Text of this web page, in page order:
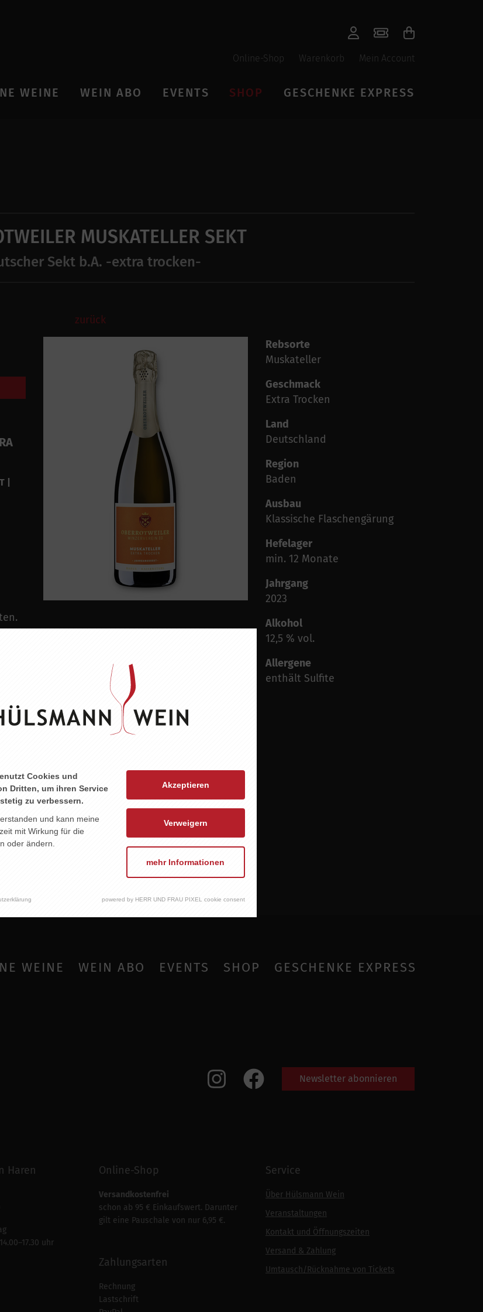
Online-Shop Warenkorb Mein Account
WEINE WEIN ABO EVENTS SHOP GESCHENKE EXPRESS
MUSKATELLER SEKT
Sekt b.A. -extra trocken-
zurück
|
Rebsorte
Muskateller
Geschmack
Extra Trocken
Land
Deutschland
Region
Baden
Ausbau
Klassische Flaschengärung
Hefelager
min. 12 Monate
Jahrgang
2023
Alkohol
12,5 % vol.
Allergene
enthält Sulfite
WEINE WEIN ABO EVENTS SHOP GESCHENKE EXPRESS
Newsletter abonnieren
Haren
uhr
Online-Shop
Versandkostenfrei
schon ab 95 € Einkaufswert. Darunter
gilt eine Pauschale von nur 6,95 €.
Zahlungsarten
Rechnung
Lastschrift
Service
Über Hülsmann Wein
Veranstaltungen
Kontakt und Öffnungszeiten
Versand & Zahlung
Umtausch/Rücknahme von Tickets
Cookies und
Dritten, um ihren Service
zu verbessern.
und kann meine
mit Wirkung für die
oder ändern.
Akzeptieren
Verweigern
mehr Informationen
powered by HERR UND FRAU PIXEL cookie consent